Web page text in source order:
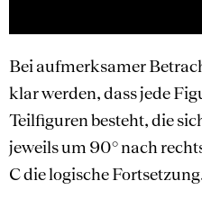
Bei aufmerksamer
klar werden, dass jede
Teilfiguren besteht, die
jeweils um 90° nach
C die logische